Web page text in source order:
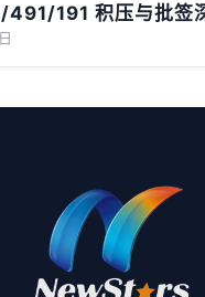
191 积压与批签